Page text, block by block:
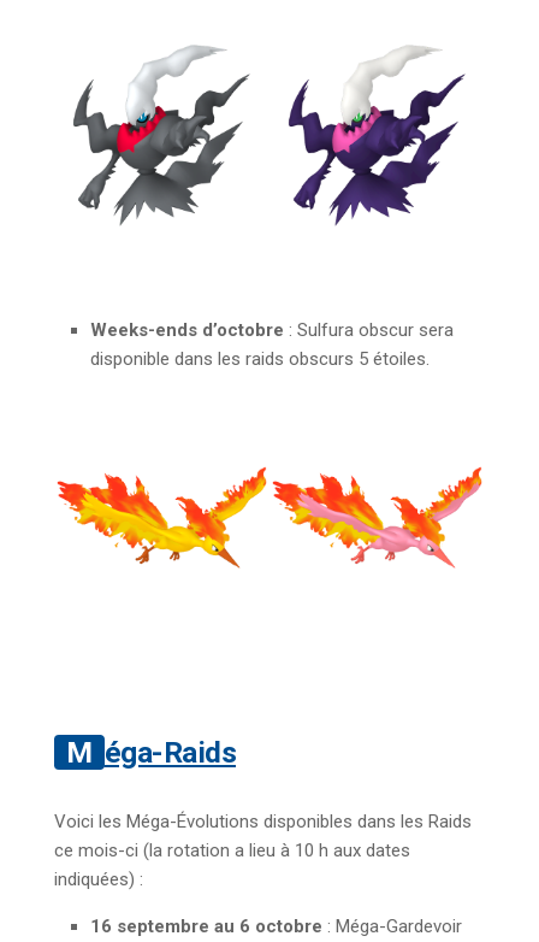
Weeks-ends d’octobre : Sulfura obscur sera
disponible dans les raids obscurs 5 étoiles.
Méga-Raids
Voici les Méga-Évolutions disponibles dans les Raids
ce mois-ci (la rotation a lieu à 10 h aux dates
indiquées) :
16 septembre au 6 octobre : Méga-Gardevoir